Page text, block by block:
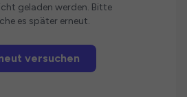
geladen werden. Bitte
es später erneut.
versuchen